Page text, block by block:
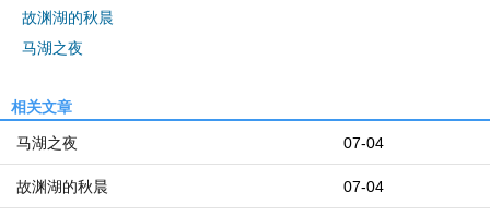
故渊湖的秋晨
马湖之夜
相关文章
07-04
马湖之夜
07-04
故渊湖的秋晨